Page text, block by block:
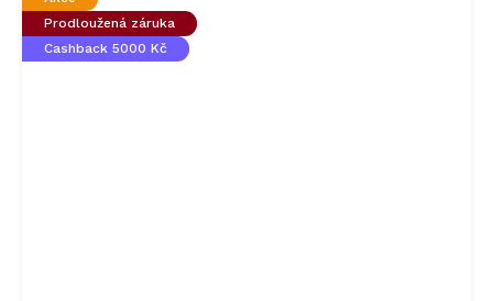
Prodloužená záruka
Cashback 5000 Kč